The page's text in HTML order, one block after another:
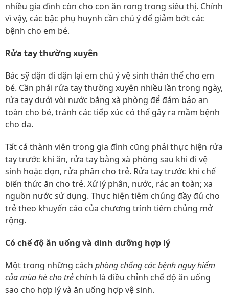
nhiều gia đình còn cho con ăn rong trong siêu thị. Chính
vì vậy, các bậc phụ huynh cần chú ý để giảm bớt các
bệnh cho em bé.
Rửa tay thường xuyên
Bác sỹ dặn đi dặn lại em chú ý vệ sinh thân thể cho em
bé. Cần phải rửa tay thường xuyên nhiều lần trong ngày,
rửa tay dưới vòi nước bằng xà phòng để đảm bảo an
toàn cho bé, tránh các tiếp xúc có thể gây ra mầm bệnh
cho da.
Tất cả thành viên trong gia đình cũng phải thực hiện rửa
tay trước khi ăn, rửa tay bằng xà phòng sau khi đi vệ
sinh hoặc dọn, rửa phân cho trẻ. Rửa tay trước khi chế
biến thức ăn cho trẻ. Xử lý phân, nước, rác an toàn; xa
nguồn nước sử dụng. Thực hiện tiêm chủng đầy đủ cho
trẻ theo khuyến cáo của chương trình tiêm chủng mở
rộng.
Có chế độ ăn uống và dinh dưỡng hợp lý
Một trong những cách phòng chống các bệnh nguy hiểm
của mùa hè cho trẻ chính là điều chỉnh chế độ ăn uống
sao cho hợp lý và ăn uống hợp vệ sinh.